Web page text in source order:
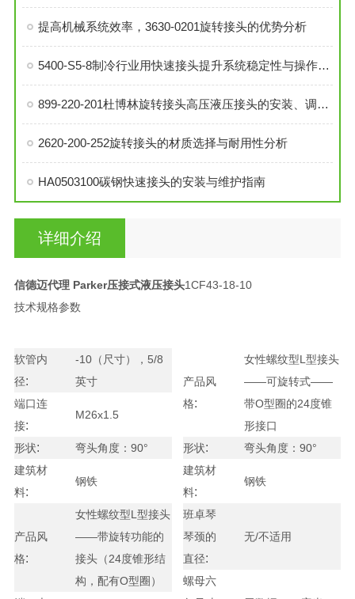
提高机械系统效率，3630-0201旋转接头的优势分析
5400-S5-8制冷行业用快速接头提升系统稳定性与操作便捷性
899-220-201杜博林旋转接头高压液压接头的安装、调试与维护技巧
2620-200-252旋转接头的材质选择与耐用性分析
HA0503100碳钢快速接头的安装与维护指南
详细介绍
信德迈代理 Parker压接式液压接头1CF43-18-10
技术规格参数
软管内
径:
-10（尺寸），5/8
英寸
端口连
接:
M26x1.5
形状:
弯头角度：90°
建筑材
料:
钢铁
产品风
格:
女性螺纹型L型接头
——带旋转功能的
接头（24度锥形结
构，配有O型圈）
产品风
格:
女性螺纹型L型接头
——可旋转式——
带O型圈的24度锥
形接口
形状:
弯头角度：90°
建筑材
料:
钢铁
班卓琴
琴颈的
直径:
无/不适用
螺母六